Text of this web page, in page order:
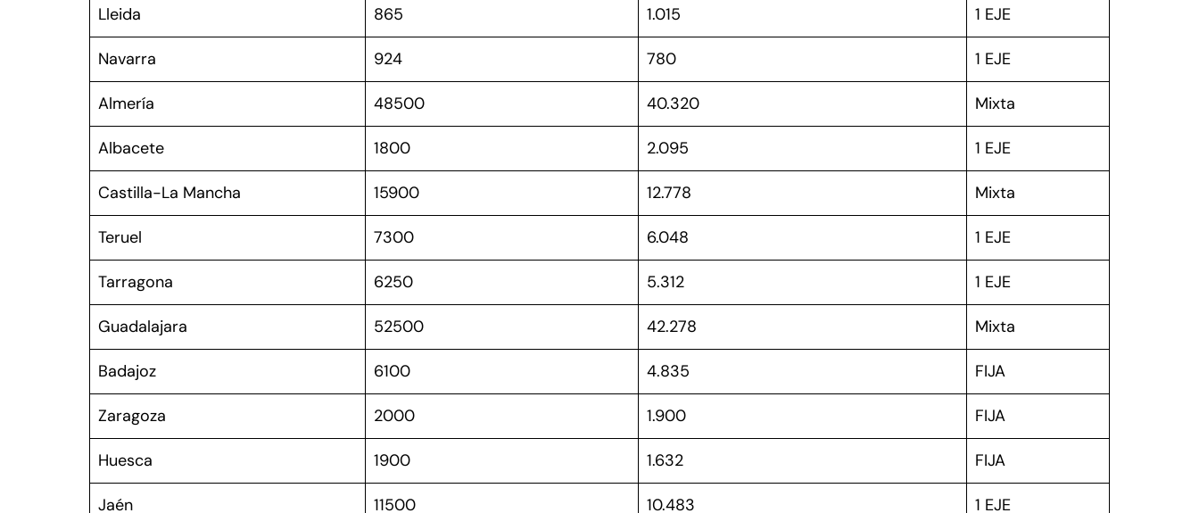
Lleida 865 1.015 1 EJE
Navarra 924 780 1 EJE
Almería 48500 40.320 Mixta
Albacete 1800 2.095 1 EJE
Castilla-La Mancha 15900 12.778 Mixta
Teruel 7300 6.048 1 EJE
Tarragona 6250 5.312 1 EJE
Guadalajara 52500 42.278 Mixta
Badajoz 6100 4.835 FIJA
Zaragoza 2000 1.900 FIJA
Huesca 1900 1.632 FIJA
Jaén 11500 10.483 1 EJE